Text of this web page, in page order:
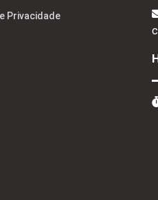
Privacidade